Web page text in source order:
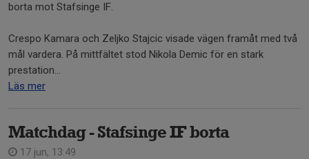
borta mot Stafsinge IF.
Crespo Kamara och Zeljko Stajcic visade vägen framåt med två
mål vardera. På mittfältet stod Nikola Demic för en stark
prestation...
Läs mer
Matchdag - Stafsinge IF borta
17 jun, 13:49